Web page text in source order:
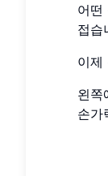
어떤
접습
이제
왼쪽
손가